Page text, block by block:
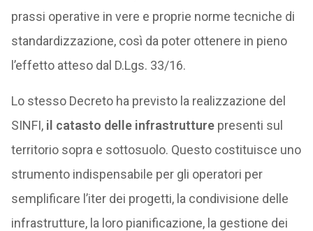
prassi operative in vere e proprie norme tecniche di
standardizzazione, così da poter ottenere in pieno
l’effetto atteso dal D.Lgs. 33/16.
Lo stesso Decreto ha previsto la realizzazione del
SINFI, il catasto delle infrastrutturepresenti sul
territorio sopra e sottosuolo. Questo costituisce uno
strumento indispensabile per gli operatori per
semplificare l’iter dei progetti, la condivisione delle
infrastrutture, la loro pianificazione, la gestione dei